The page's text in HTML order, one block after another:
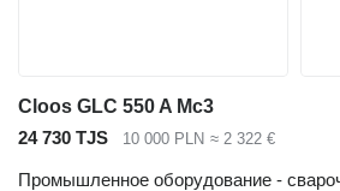
Cloos GLC 550 A Mc3
24 730 TJS
10 000 PLN ≈ 2 322 €
Промышленное оборудование -